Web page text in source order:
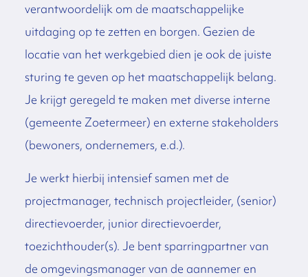
verantwoordelijk om de maatschappelijke
uitdaging op te zetten en borgen. Gezien de
locatie van het werkgebied dien je ook de juiste
sturing te geven op het maatschappelijk belang.
Je krijgt geregeld te maken met diverse interne
(gemeente Zoetermeer) en externe stakeholders
(bewoners, ondernemers, e.d.).
Je werkt hierbij intensief samen met de
projectmanager, technisch projectleider, (senior)
directievoerder, junior directievoerder,
toezichthouder(s). Je bent sparringpartner van
de omgevingsmanager van de aannemer en